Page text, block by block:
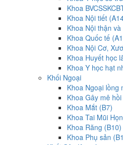
Khoa
Khoa Nội tiết
Khoa Nội thận
Khoa Quốc tế
Khoa Nội Cơ,
Khoa Huyết học
Khoa Y học hạt
Khối Ngoại
Khoa Ngoại lồng
Khoa Gây mê
Khoa Mắt (B7)
Khoa Tai Mũi
Khoa Răng (B10)
Khoa Phụ sản